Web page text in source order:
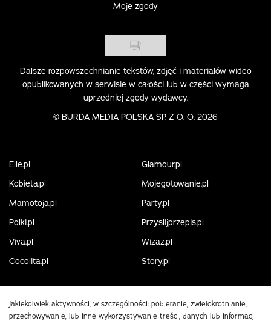
Moje zgody
Dalsze rozpowszechnianie tekstów, zdjęć i materiałów wideo
opublikowanych w serwisie w całości lub w części wymaga
uprzedniej zgody wydawcy.
© BURDA MEDIA POLSKA SP. Z O. O. 2026
Elle.pl
Glamour.pl
Kobieta.pl
Mojegotowanie.pl
Mamotoja.pl
Party.pl
Polki.pl
Przyslijprzepis.pl
Viva.pl
Wizaz.pl
Cocolita.pl
Story.pl
Jakiekolwiek aktywności, w szczególności: pobieranie, zwielokrotnianie,
przechowywanie, lub inne wykorzystywanie treści, danych lub informacji